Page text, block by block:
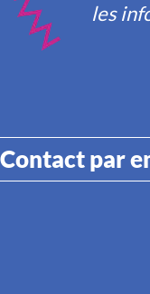
les
Contact par